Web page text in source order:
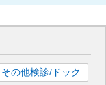
その他検診/ドック